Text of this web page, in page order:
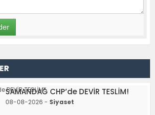
SAMANDAĞ CHP’de DEVİR TESLİM!
08-08-2026 - Siyaset